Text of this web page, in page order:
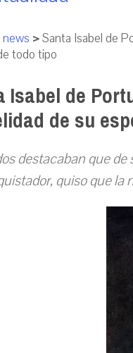
news >Santa Isabel de
todo tipo
Isabel de
de su
destacaban que
quiso que la